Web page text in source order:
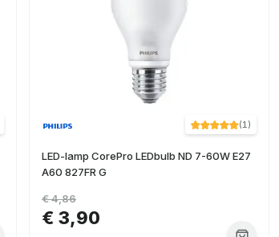
(1)
LED-lamp CorePro LEDbulb ND 7-60W E27
A60 827FR G
€ 3,90
€ 4,86